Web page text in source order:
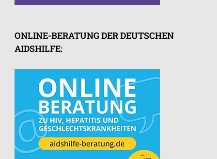
ONLINE-BERATUNG DER DEUTSCHEN
AIDSHILFE: